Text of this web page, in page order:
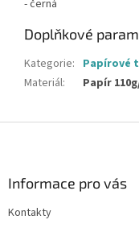
- černá
Doplňkové
Kategorie: Papírové
Materiál: Papír
Informace pro vás
Kontakty